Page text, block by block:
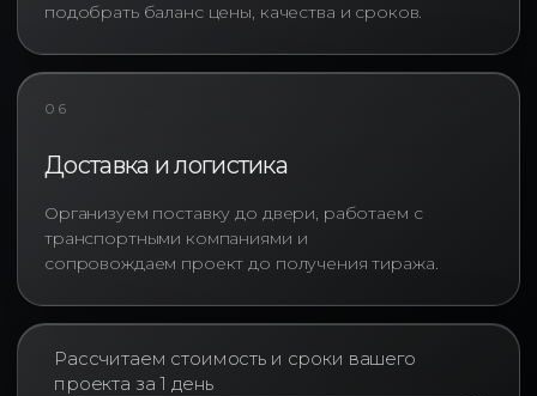
подобрать баланс цены, качества и сроков.
06
Доставка и логистика
Организуем поставку до двери, работаем с
транспортными компаниями и
сопровождаем проект до получения тиража.
Рассчитаем стоимость и сроки вашего
проекта за 1 день
• сроков производства;
• требований брендбука.
Такой подход позволяет избежать
характеристики и одновременно
дешёвое решение оказывается
непригодным для реальной
эксплуатации.